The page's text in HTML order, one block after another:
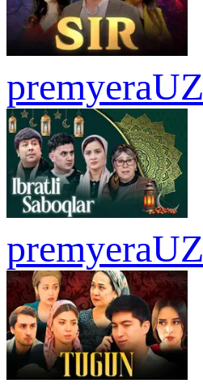
premyeraUZ
premyeraUZ